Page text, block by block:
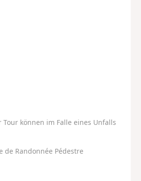
können im Falle eines Unfalls
Randonnée Pédestre